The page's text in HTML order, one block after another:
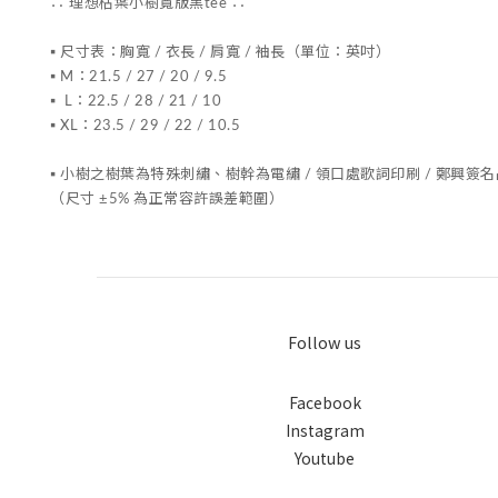
∷ 理想枯葉小樹寬版黑tee ∷
▪︎ 尺寸表：胸寬 / 衣長 / 肩寬 / 袖長（單位：英吋）
▪︎ M：21.5 / 27 / 20 / 9.5
▪︎ L：22.5 / 28 / 21 / 10
▪︎ XL：23.5 / 29 / 22 / 10.5
▪︎ 小樹之樹葉為特殊刺繡、樹幹為電繡 / 領口處歌詞印刷 / 鄭興簽
（尺寸 ±5% 為正常容許誤差範圍）
Follow us
Facebook
Instagram
Youtube